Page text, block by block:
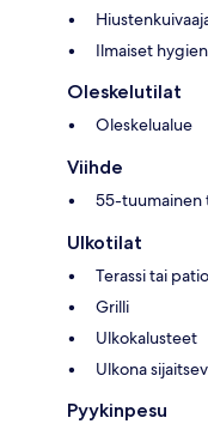
Ilmaiset
Oleskelutilat
Oleskelualue
Viihde
55-tuumainen
Ulkotilat
Terassi tai patio
Grilli
Ulkokalusteet
Ulkona
Pyykinpesu